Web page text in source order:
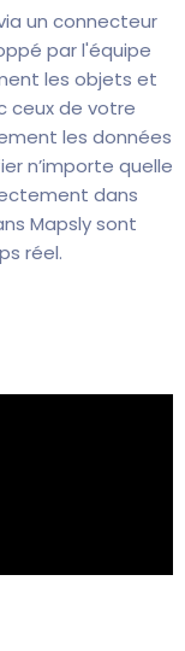
un connecteur
par l'équipe
les objets et
ceux de votre
les données
n’importe quelle
dans
Mapsly sont
réel.